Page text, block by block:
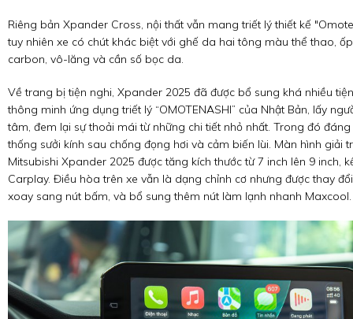
Riêng bản Xpander Cross, nội thất vẫn mang triết lý thiết kế
tuy nhiên xe có chút khác biệt với ghế da hai tông màu thể thao,
carbon, vô-lăng và cần số bọc da.
Về trang bị tiện nghi, Xpander 2025 đã được bổ sung khá nhiều
thông minh ứng dụng triết lý “OMOTENASHI” của Nhật Bản, lấy
tâm, đem lại sự thoải mái từ những chi tiết nhỏ nhất. Trong đó
thống sưởi kính sau chống đọng hơi và cảm biến lùi. Màn hình giải
Mitsubishi Xpander 2025 được tăng kích thước từ 7 inch lên 9 inch,
Carplay. Điều hòa trên xe vẫn là dạng chỉnh cơ nhưng được thay
xoay sang nút bấm, và bổ sung thêm nút làm lạnh nhanh Maxcool.